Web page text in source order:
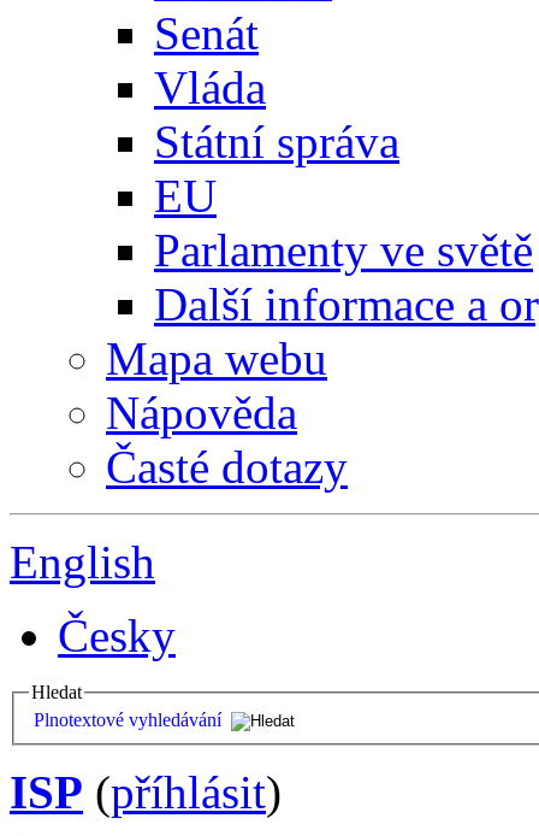
Senát
Vláda
Státní správa
EU
Parlamenty ve světě
Další informace a
Mapa webu
Nápověda
Časté dotazy
English
Česky
Hledat
Plnotextové vyhledávání
ISP (příhlásit)